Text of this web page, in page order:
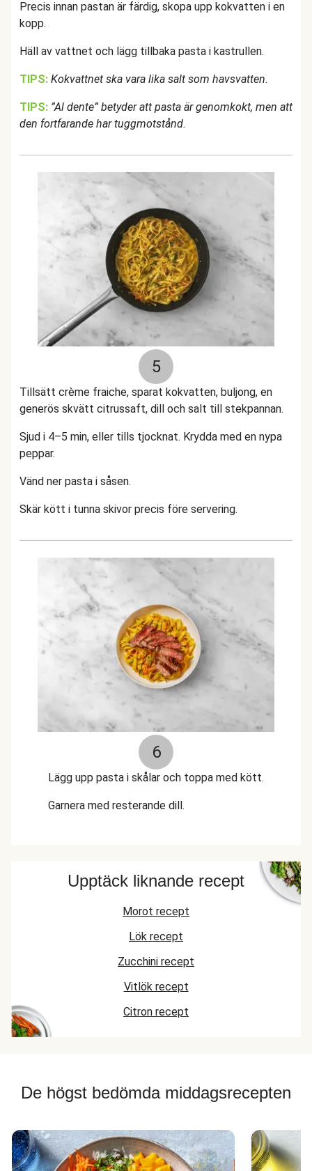
Precis innan pastan är färdig, skopa upp kokvatten i en
kopp.
Häll av vattnet och lägg tillbaka pasta i kastrullen.
TIPS: Kokvattnet ska vara lika salt som havsvatten.
TIPS: ”Al dente” betyder att pasta är genomkokt, men att
den fortfarande har tuggmotstånd.
5
Tillsätt crème fraiche, sparat kokvatten, buljong, en
generös skvätt citrussaft, dill och salt till stekpannan.
Sjud i 4–5 min, eller tills tjocknat. Krydda med en nypa
peppar.
Vänd ner pasta i såsen.
Skär kött i tunna skivor precis före servering.
6
Lägg upp pasta i skålar och toppa med kött.
Garnera med resterande dill.
Upptäck liknande recept
Morot recept
Lök recept
Zucchini recept
Vitlök recept
Citron recept
De högst bedömda middagsrecepten